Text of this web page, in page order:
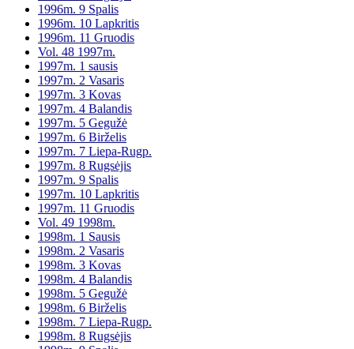
1996m. 9 Spalis
1996m. 10 Lapkritis
1996m. 11 Gruodis
Vol. 48 1997m.
1997m. 1 sausis
1997m. 2 Vasaris
1997m. 3 Kovas
1997m. 4 Balandis
1997m. 5 Gegužė
1997m. 6 Birželis
1997m. 7 Liepa-Rugp.
1997m. 8 Rugsėjis
1997m. 9 Spalis
1997m. 10 Lapkritis
1997m. 11 Gruodis
Vol. 49 1998m.
1998m. 1 Sausis
1998m. 2 Vasaris
1998m. 3 Kovas
1998m. 4 Balandis
1998m. 5 Gegužė
1998m. 6 Birželis
1998m. 7 Liepa-Rugp.
1998m. 8 Rugsėjis